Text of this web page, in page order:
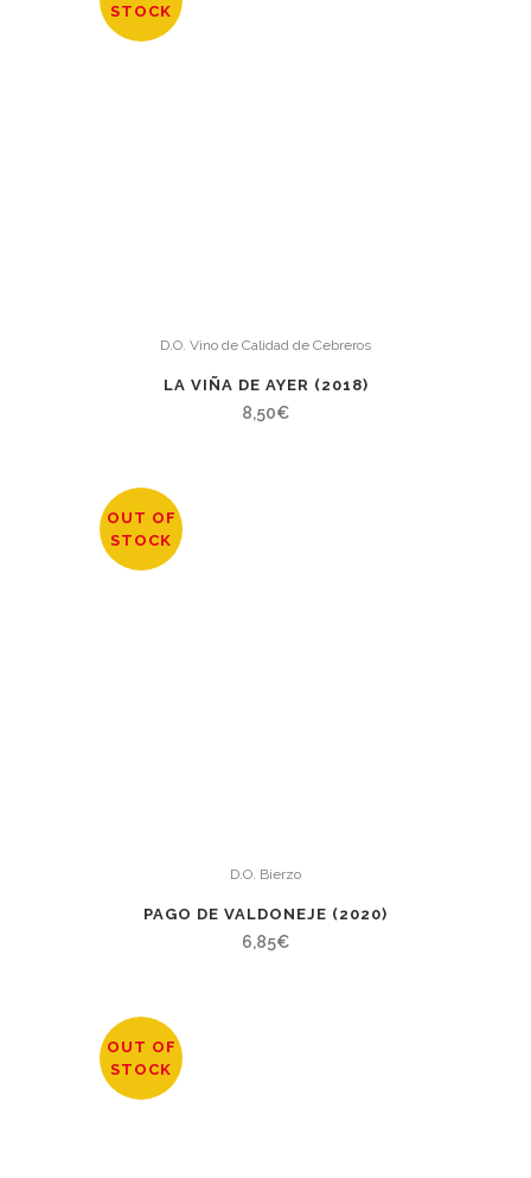
STOCK
D.O. Vino de Calidad de Cebreros
LA VIÑA DE AYER (2018)
8,50€
OUT OF
STOCK
D.O. Bierzo
PAGO DE VALDONEJE (2020)
6,85€
OUT OF
STOCK